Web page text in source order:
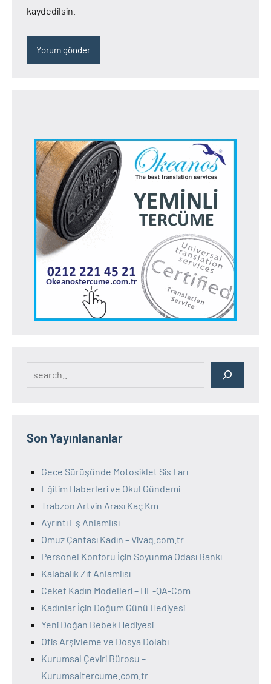
kaydedilsin.
Son Yayınlananlar
Gece Sürüşünde Motosiklet Sis Farı
Eğitim Haberleri ve Okul Gündemi
Trabzon Artvin Arası Kaç Km
Ayrıntı Eş Anlamlısı
Omuz Çantası Kadın – Vivaq.com.tr
Personel Konforu İçin Soyunma Odası Bankı
Kalabalık Zıt Anlamlısı
Ceket Kadın Modelleri – HE-QA-Com
Kadınlar İçin Doğum Günü Hediyesi
Yeni Doğan Bebek Hediyesi
Ofis Arşivleme ve Dosya Dolabı
Kurumsal Çeviri Bürosu –
Kurumsaltercume.com.tr